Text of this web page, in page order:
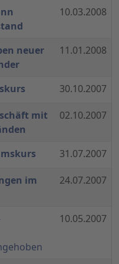
10.03.2008
neuer
11.01.2008
30.10.2007
mit
02.10.2007
31.07.2007
im
24.07.2007
10.05.2007